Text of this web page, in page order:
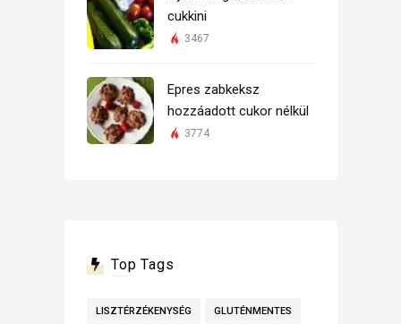
cukkini
3467
Epres zabkeksz
hozzáadott cukor nélkül
3774
Top Tags
LISZTÉRZÉKENYSÉG GLUTÉNMENTES